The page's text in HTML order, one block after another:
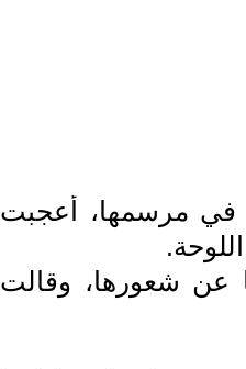
في مرسمها، أعجبت
عن شعورها، وقالت